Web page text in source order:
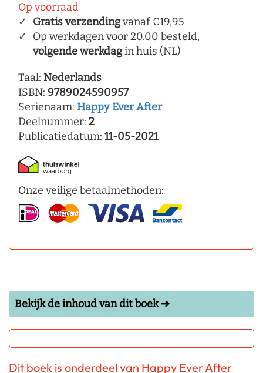
Op voorraad
Gratis verzendingvanaf €19,95
Op werkdagen voor 20.00 besteld,
volgende werkdagin huis (NL)
Taal: Nederlands
ISBN: 9789024590957
Serienaam: Happy Ever After
Deelnummer: 2
Publicatiedatum: 11-05-2021
Onze veilige betaalmethoden:
Bekijk de inhoud van dit boek ➔
Dit boek is onderdeel van Happy Ever After